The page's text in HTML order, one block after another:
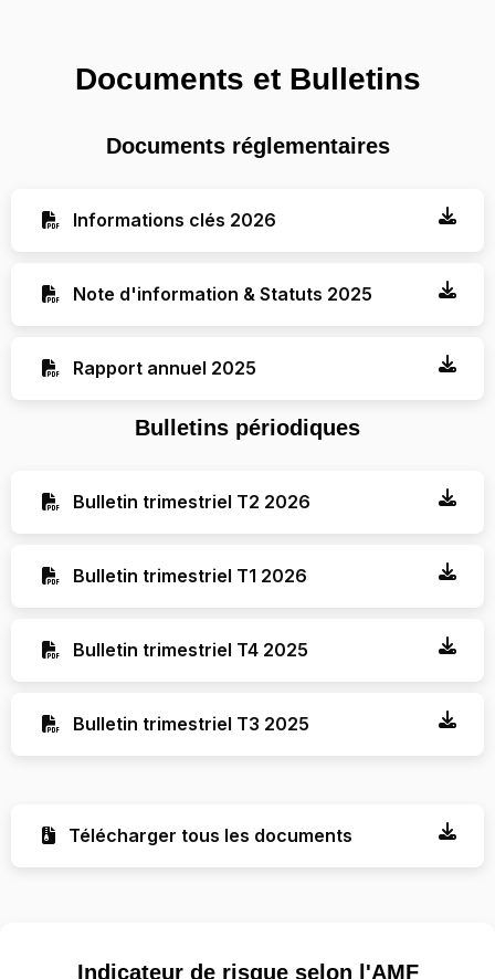
Documents et Bulletins
Documents réglementaires
Informations clés 2026
Note d'information & Statuts 2025
Rapport annuel 2025
Bulletins périodiques
Bulletin trimestriel T2 2026
Bulletin trimestriel T1 2026
Bulletin trimestriel T4 2025
Bulletin trimestriel T3 2025
Télécharger tous les documents
Indicateur de risque selon l'AMF